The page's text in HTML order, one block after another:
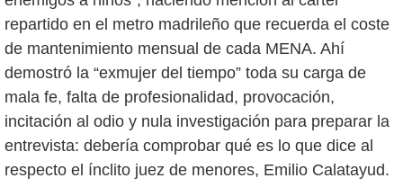
repartido en el metro madrileño que recuerda el coste
de mantenimiento mensual de cada MENA. Ahí
demostró la “exmujer del tiempo” toda su carga de
mala fe, falta de profesionalidad, provocación,
incitación al odio y nula investigación para preparar la
entrevista: debería comprobar qué es lo que dice al
respecto el ínclito juez de menores, Emilio Calatayud.